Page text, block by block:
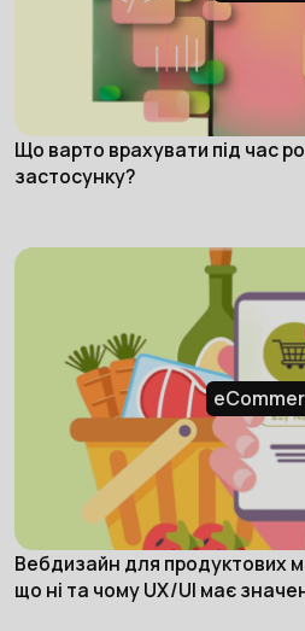
Що варто врахувати під час
застосунку?
Вебдизайн для продуктових
що ні та чому UX/UI має